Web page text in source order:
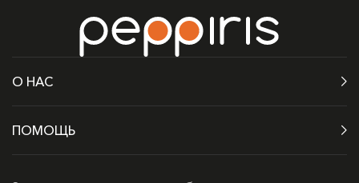
О НАС
ПОМОЩЬ